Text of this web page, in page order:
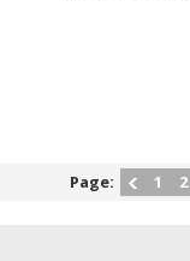
Page: 1 2